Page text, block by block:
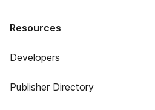
Resources
Developers
Publisher Directory